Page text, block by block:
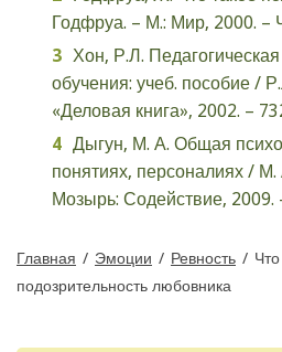
Годфруа. – М.: Мир, 2000. –
Хон, Р.Л.
обучения: учеб. пособие /
«Деловая книга», 2002. –
Дыгун, М. А. Общая
понятиях, персоналиях / М.
Мозырь: Содействие, 2009.
Главная / Эмоции / Ревность /
подозрительность любовника